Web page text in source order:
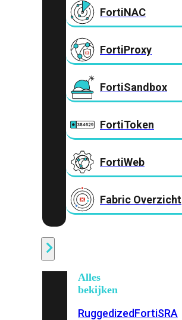
FortiNAC
FortiProxy
FortiSandbox
FortiToken
FortiWeb
Fabric Overzicht
Alles
bekijken
RuggedizedFortiSRA